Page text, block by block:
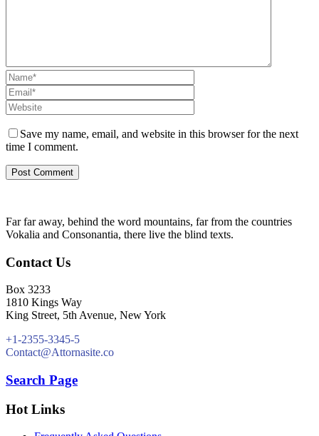
Save my name, email, and website in this browser for the next
time I comment.
Far far away, behind the word mountains, far from the countries
Vokalia and Consonantia, there live the blind texts.
Contact Us
Box 3233
1810 Kings Way
King Street, 5th Avenue, New York
+1-2355-3345-5
Contact@Attornasite.co
Search Page
Hot Links